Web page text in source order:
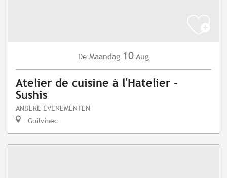
De Maandag 10 Aug
Atelier de cuisine à l'Hatelier -
Sushis
ANDERE EVENEMENTEN
Guilvinec